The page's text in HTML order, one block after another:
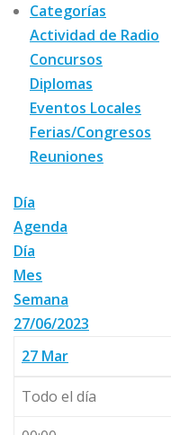
Categorías
Actividad de Radio
Concursos
Diplomas
Eventos Locales
Ferias/Congresos
Reuniones
Día
Agenda
Día
Mes
Semana
27/06/2023
27 Mar
Todo el día